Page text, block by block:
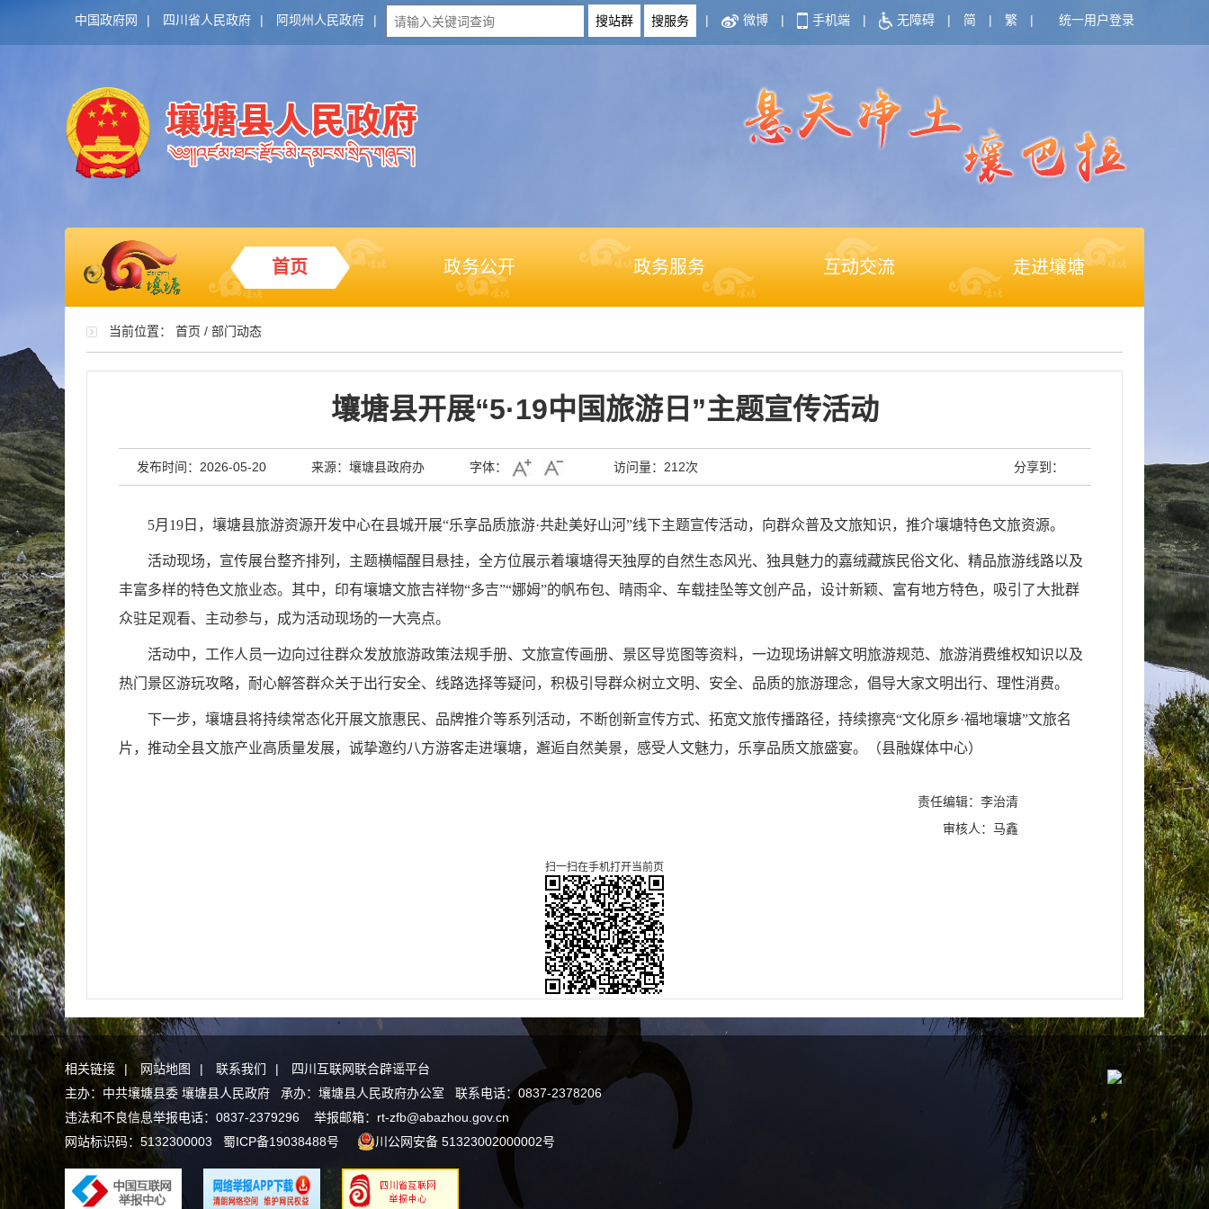
中国政府网 | 四川省人民政府 | 阿坝州人民政府 | | 微博 | 手机端 | 无障碍 | 简 | 繁 | 统一用户登录
首页 政务公开 政务服务 互动交流 走进壤塘
当前位置： 首页 / 部门动态
壤塘县开展“5·19中国旅游日”主题宣传活动
发布时间：2026-05-20 来源：壤塘县政府办 字体： 访问量： 212次 分享到：
5月19日，壤塘县旅游资源开发中心在县城开展“乐享品质旅游·共赴美好山河”线下主题宣传活动，向群众普及文旅知识，推介壤塘特色文旅资源。
活动现场，宣传展台整齐排列，主题横幅醒目悬挂，全方位展示着壤塘得天独厚的自然生态风光、独具魅力的嘉绒藏族民俗文化、精品旅游线路以及
丰富多样的特色文旅业态。其中，印有壤塘文旅吉祥物“多吉”“娜姆”的帆布包、晴雨伞、车载挂坠等文创产品，设计新颖、富有地方特色，吸引了大批群
众驻足观看、主动参与，成为活动现场的一大亮点。
活动中，工作人员一边向过往群众发放旅游政策法规手册、文旅宣传画册、景区导览图等资料，一边现场讲解文明旅游规范、旅游消费维权知识以及
热门景区游玩攻略，耐心解答群众关于出行安全、线路选择等疑问，积极引导群众树立文明、安全、品质的旅游理念，倡导大家文明出行、理性消费。
下一步，壤塘县将持续常态化开展文旅惠民、品牌推介等系列活动，不断创新宣传方式、拓宽文旅传播路径，持续擦亮“文化原乡·福地壤塘”文旅名
片，推动全县文旅产业高质量发展，诚挚邀约八方游客走进壤塘，邂逅自然美景，感受人文魅力，乐享品质文旅盛宴。（县融媒体中心）
责任编辑：李治清
审核人：马鑫
扫一扫在手机打开当前页
相关链接 | 网站地图 | 联系我们 |
四川互联网联合辟谣平台
主办：中共壤塘县委 壤塘县人民政府 承办：壤塘县人民政府办公室 联系电话：0837-2378206
违法和不良信息举报电话：0837-2379296 举报邮箱：rt-zfb@abazhou.gov.cn
网站标识码：5132300003 蜀ICP备19038488号 川公网安备 51323002000002号